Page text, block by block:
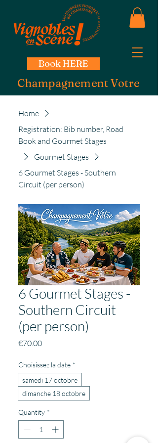
Book HERE
Champagnement Votre
Home
Registration: Bib number, Road
Book and Gourmet Stages
Gourmet Stages
6 Gourmet Stages - Southern
Circuit (per person)
6 Gourmet Stages -
Southern Circuit
(per person)
€70.00Price
Choisissez la date *
samedi 17 octobre
dimanche 18 octobre
Quantity *